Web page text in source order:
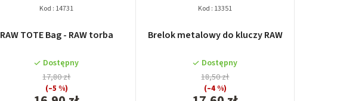
RAW TOTE Bag - RAW torba
Dostępny
17,80 zł
(–5 %)
Kod : 14731
Brelok metalowy do kluczy RAW
Dostępny
18,50 zł
(–4 %)
Kod : 13351